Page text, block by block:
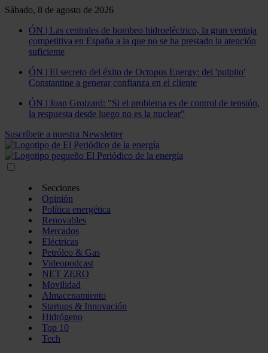
Sábado, 8 de agosto de 2026
ÓN | Las centrales de bombeo hidroeléctrico, la gran ventaja
competitiva en España a la que no se ha prestado la atención
suficiente
ÓN | El secreto del éxito de Octopus Energy: del 'pulpito'
Constantine a generar confianza en el cliente
ÓN | Joan Groizard: "Si el problema es de control de tensión,
la respuesta desde luego no es la nuclear"
Suscríbete a nuestra Newsletter
Secciones
Opinión
Política energética
Renovables
Mercados
Eléctricas
Petróleo & Gas
Videopodcast
NET ZERO
Movilidad
Almacenamiento
Startups & Innovación
Hidrógeno
Top 10
Tech